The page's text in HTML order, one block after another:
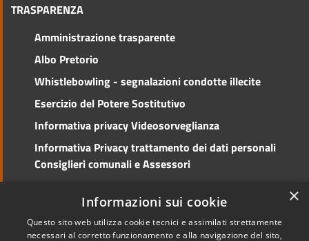
TRASPARENZA
Amministrazione trasparente
Albo Pretorio
Whistlebowling - segnalazioni condotte illecite
Esercizio del Potere Sostitutivo
Informativa privacy Videosorveglianza
Informativa Privacy trattamento dei dati personali
Consiglieri comunali e Assessori
×
Informazioni sui cookie
Questo sito web utilizza cookie tecnici e assimilati strettamente
necessari al corretto funzionamento e alla navigazione del sito,